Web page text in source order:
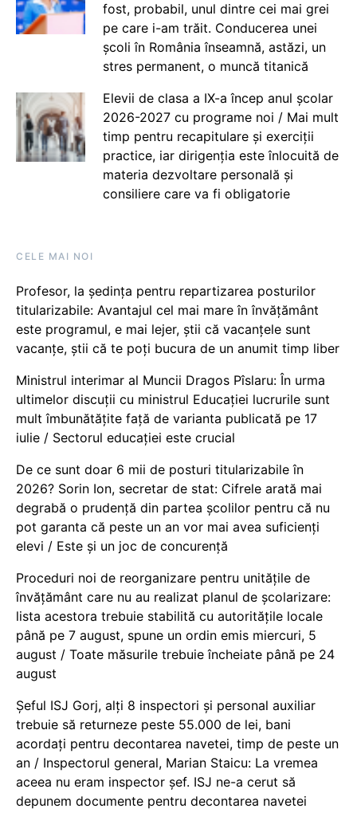
fost, probabil, unul dintre cei mai grei
pe care i-am trăit. Conducerea unei
școli în România înseamnă, astăzi, un
stres permanent, o muncă titanică
Elevii de clasa a IX-a încep anul școlar
2026-2027 cu programe noi / Mai mult
timp pentru recapitulare și exerciții
practice, iar dirigenția este înlocuită de
materia dezvoltare personală și
consiliere care va fi obligatorie
CELE MAI NOI
Profesor, la ședința pentru repartizarea posturilor
titularizabile: Avantajul cel mai mare în învățământ
este programul, e mai lejer, știi că vacanțele sunt
vacanţe, știi că te poți bucura de un anumit timp liber
Ministrul interimar al Muncii Dragos Pîslaru: În urma
ultimelor discuții cu ministrul Educației lucrurile sunt
mult îmbunătățite față de varianta publicată pe 17
iulie / Sectorul educației este crucial
De ce sunt doar 6 mii de posturi titularizabile în
2026? Sorin Ion, secretar de stat: Cifrele arată mai
degrabă o prudență din partea școlilor pentru că nu
pot garanta că peste un an vor mai avea suficienți
elevi / Este și un joc de concurență
Proceduri noi de reorganizare pentru unitățile de
învățământ care nu au realizat planul de școlarizare:
lista acestora trebuie stabilită cu autoritățile locale
până pe 7 august, spune un ordin emis miercuri, 5
august / Toate măsurile trebuie încheiate până pe 24
august
Șeful ISJ Gorj, alți 8 inspectori și personal auxiliar
trebuie să returneze peste 55.000 de lei, bani
acordați pentru decontarea navetei, timp de peste un
an / Inspectorul general, Marian Staicu: La vremea
aceea nu eram inspector șef. ISJ ne-a cerut să
depunem documente pentru decontarea navetei